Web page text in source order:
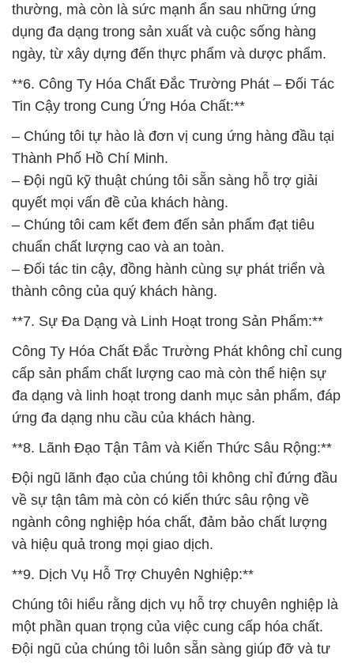
thường, mà còn là sức mạnh ẩn sau những ứng
dụng đa dạng trong sản xuất và cuộc sống hàng
ngày, từ xây dựng đến thực phẩm và dược phẩm.
**6. Công Ty Hóa Chất Đắc Trường Phát – Đối Tác
Tin Cậy trong Cung Ứng Hóa Chất:**
– Chúng tôi tự hào là đơn vị cung ứng hàng đầu tại
Thành Phố Hồ Chí Minh.
– Đội ngũ kỹ thuật chúng tôi sẵn sàng hỗ trợ giải
quyết mọi vấn đề của khách hàng.
– Chúng tôi cam kết đem đến sản phẩm đạt tiêu
chuẩn chất lượng cao và an toàn.
– Đối tác tin cậy, đồng hành cùng sự phát triển và
thành công của quý khách hàng.
**7. Sự Đa Dạng và Linh Hoạt trong Sản Phẩm:**
Công Ty Hóa Chất Đắc Trường Phát không chỉ cung
cấp sản phẩm chất lượng cao mà còn thể hiện sự
đa dạng và linh hoạt trong danh mục sản phẩm, đáp
ứng đa dạng nhu cầu của khách hàng.
**8. Lãnh Đạo Tận Tâm và Kiến Thức Sâu Rộng:**
Đội ngũ lãnh đạo của chúng tôi không chỉ đứng đầu
về sự tận tâm mà còn có kiến thức sâu rộng về
ngành công nghiệp hóa chất, đảm bảo chất lượng
và hiệu quả trong mọi giao dịch.
**9. Dịch Vụ Hỗ Trợ Chuyên Nghiệp:**
Chúng tôi hiểu rằng dịch vụ hỗ trợ chuyên nghiệp là
một phần quan trọng của việc cung cấp hóa chất.
Đội ngũ của chúng tôi luôn sẵn sàng giúp đỡ và tư